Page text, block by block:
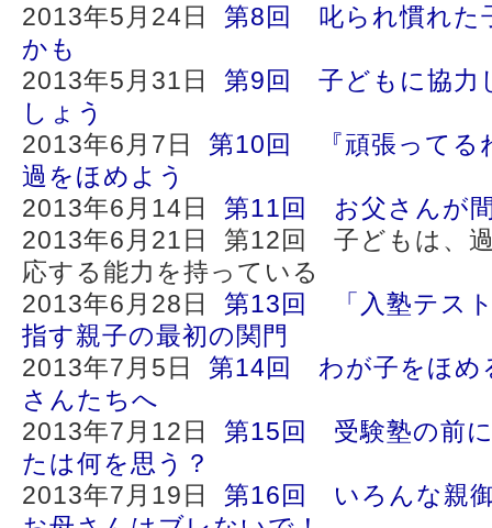
2013年5月24日 第8回 叱られ慣れた
かも
2013年5月31日 第9回 子どもに協力
しょう
2013年6月7日 第10回 『頑張ってる
過をほめよう
2013年6月14日 第11回 お父さんが
2013年6月21日 第12回 子どもは、
応する能力を持っている
2013年6月28日 第13回 「入塾テス
指す親子の最初の関門
2013年7月5日 第14回 わが子をほめ
さんたちへ
2013年7月12日 第15回 受験塾の前
たは何を思う？
2013年7月19日 第16回 いろんな親